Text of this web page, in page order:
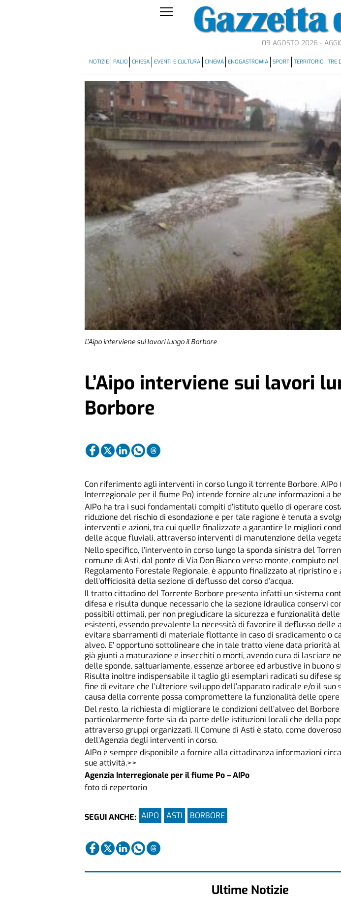
09 AGOSTO 2026 -
NOTIZIE PALIO CHIESA EVENTI E CULTURA CINEMA ENOGASTROMIA SPORT TERRITORIO TRE
L’Aipo interviene sui lavori lungo il Borbore
L’Aipo interviene sui lavori
Borbore
Con riferimento agli interventi in corso lungo il torrente Borbore, AIPo
Interregionale per il fiume Po) intende fornire alcune informazioni a
AIPo ha tra i suoi fondamentali compiti d’istituto quello di operare
riduzione del rischio di esondazione e per tale ragione è tenuta a
interventi e azioni, tra cui quelle finalizzate a garantire le migliori
delle acque fluviali, attraverso interventi di manutenzione della
Nello specifico, l’intervento in corso lungo la sponda sinistra del
comune di Asti, dal ponte di Via Don Bianco verso monte, compiuto
Regolamento Forestale Regionale, è appunto finalizzato al ripristino
dell’officiosità della sezione di deflusso del corso d’acqua.
Il tratto cittadino del Torrente Borbore presenta infatti un sistema
difesa e risulta dunque necessario che la sezione idraulica conservi
possibili ottimali, per non pregiudicare la sicurezza e funzionalità
esistenti, essendo prevalente la necessità di favorire il deflusso delle
evitare sbarramenti di materiale flottante in caso di sradicamento o
alveo. E’ opportuno sottolineare che in tale tratto viene data priorità
già giunti a maturazione e insecchiti o morti, avendo cura di lasciare
delle sponde, saltuariamente, essenze arboree ed arbustive in buono
Risulta inoltre indispensabile il taglio gli esemplari radicati su difese
fine di evitare che l’ulteriore sviluppo dell’apparato radicale e/o il suo
causa della corrente possa compromettere la funzionalità delle opere
Del resto, la richiesta di migliorare le condizioni dell’alveo del Borbore
particolarmente forte sia da parte delle istituzioni locali che della
attraverso gruppi organizzati. Il Comune di Asti è stato, come
dell’Agenzia degli interventi in corso.
AIPo è sempre disponibile a fornire alla cittadinanza informazioni
sue attività.>>
Agenzia Interregionale per il fiume Po – AIPo
foto di repertorio
SEGUI ANCHE: AIPO ASTI BORBORE
Ultime Notizie